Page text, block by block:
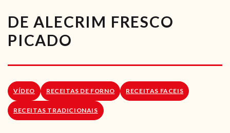
VÍDEOS
LOJA ONLINE
DE ALECRIM FRESCO
PICADO
VÍDEO RECEITAS DE FORNO RECEITAS FACEIS
RECEITAS TRADICIONAIS